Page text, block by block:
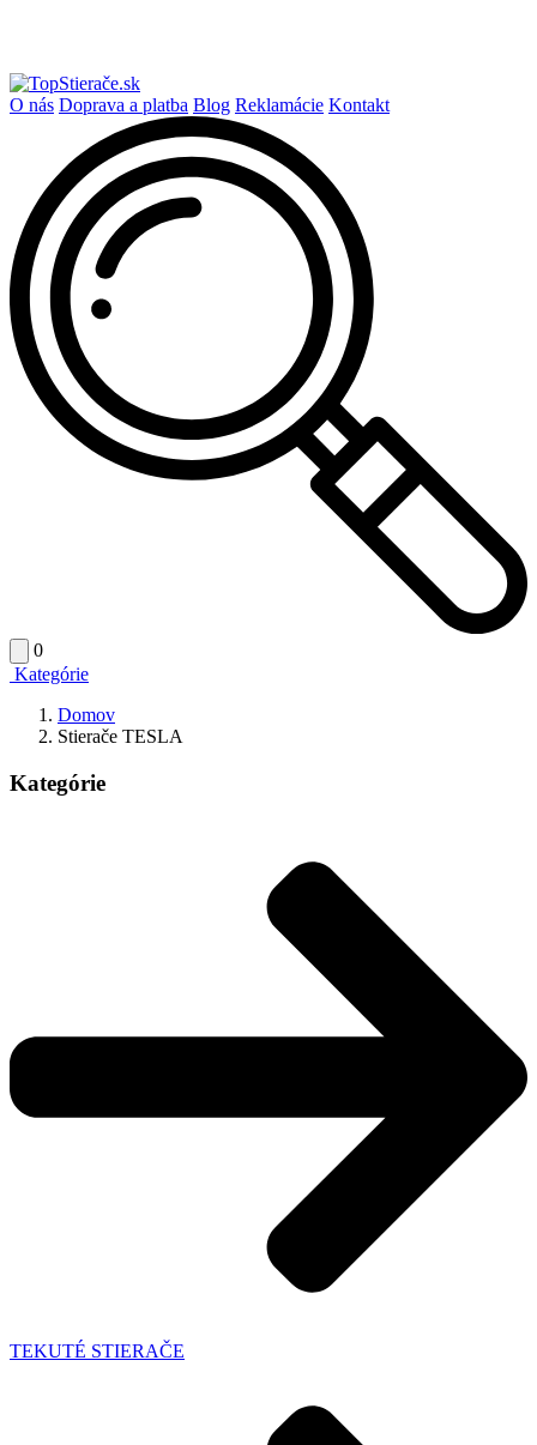
O nás Doprava a platba Blog Reklamácie Kontakt
0
Kategórie
Domov
Stierače TESLA
Kategórie
TEKUTÉ STIERAČE